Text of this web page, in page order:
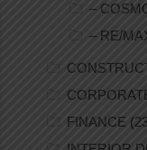
–
– RE/
FINANCE